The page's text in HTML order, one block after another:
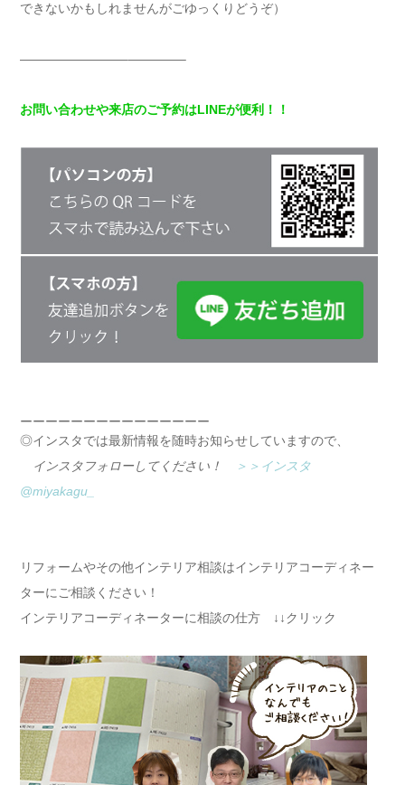
できないかもしれませんがごゆっくりどうぞ）
————————–————–
お問い合わせや来店のご予約はLINEが便利！！
ーーーーーーーーーーーーーーー
◎インスタでは最新情報を随時お知らせしていますので、
インスタフォローしてください！
＞＞インスタ
@miyakagu_
リフォームやその他インテリア相談はインテリアコーディネー
ターにご相談ください！
インテリアコーディネーターに相談の仕方 ↓↓クリック